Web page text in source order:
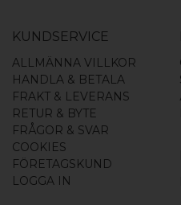
KUNDSERVICE
ALLMÄNNA VILLKOR
HANDLA & BETALA
FRAKT & LEVERANS
RETUR & BYTE
FRÅGOR & SVAR
COOKIES
FÖRETAGSKUND
LOGGA IN